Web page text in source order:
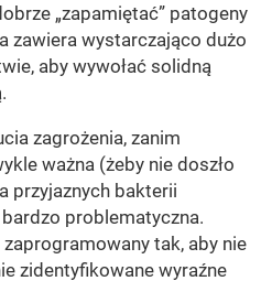
„zapamiętać” patogeny
zawiera wystarczająco dużo
aby wywołać solidną
zagrożenia, zanim
ważna (żeby nie doszło
przyjaznych bakterii
problematyczna.
tak, aby nie
zidentyfikowane wyraźne